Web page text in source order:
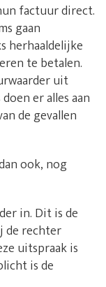
factuur direct.
gaan
herhaaldelijke
te betalen.
uit
er alles aan
de gevallen
ook, nog
in. Dit is de
de rechter
uitspraak is
is de